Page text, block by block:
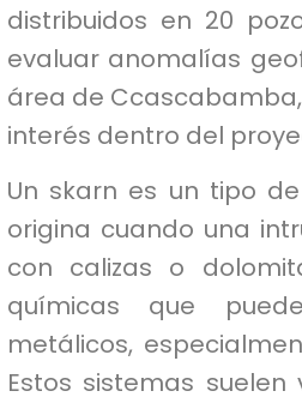
distribuidos en 20
evaluar anomalías
área de
interés dentro del
Un skarn es un tipo
origina cuando una
con calizas o
químicas que
metálicos,
Estos sistemas